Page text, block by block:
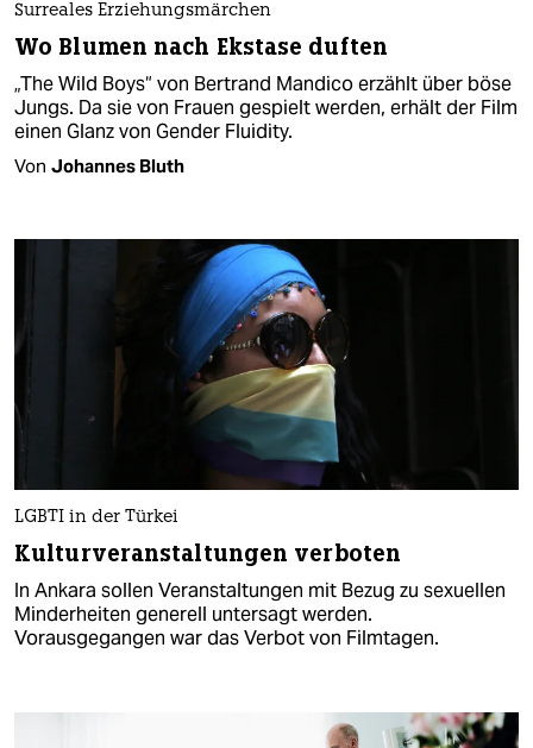
Surreales Erziehungsmärchen
Wo Blumen nach Ekstase duften
„The Wild Boys“ von Bertrand Mandico erzählt über böse
Jungs. Da sie von Frauen gespielt werden, erhält der Film
einen Glanz von Gender Fluidity.
Von Johannes Bluth
LGBTI in der Türkei
Kulturveranstaltungen verboten
In Ankara sollen Veranstaltungen mit Bezug zu sexuellen
Minderheiten generell untersagt werden.
Vorausgegangen war das Verbot von Filmtagen.